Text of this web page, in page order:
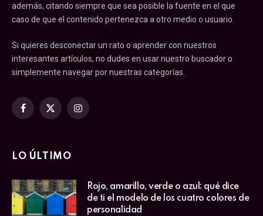
además, citando siempre que sea posible la fuente en el que
caso de que el contenido pertenezca a otro medio o usuario.
Si quieres desconectar un rato o aprender con nuestros
interesantes artículos, no dudes en usar nuestro buscador o
simplemente navegar por nuestras categorías.
Facebook
X
Instagram
LO ÚLTIMO
Rojo, amarillo, verde o azul: qué dice
de ti el modelo de los cuatro colores de
personalidad